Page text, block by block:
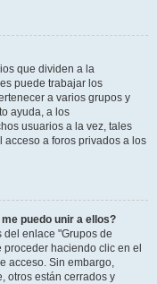
que dividen a la
puede trabajar los
a varios grupos y
ayuda, a los
usuarios a la vez, tales
acceso a foros privados a los
puedo unir a ellos?
del enlace "Grupos de
haciendo clic en el
acceso. Sin embargo,
otros están cerrados y